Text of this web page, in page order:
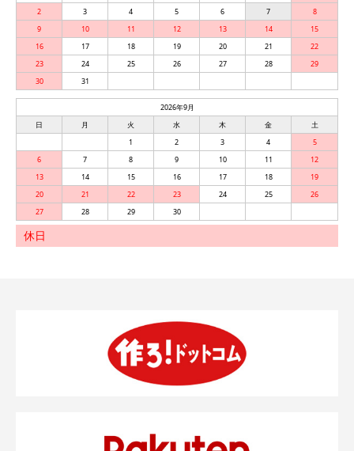
2
3 4 5 6 7
8
9
10 11 12 13 14
15
16
17 18 19 20 21
22
23
24 25 26 27 28
29
30
31
2026年9月
日
月 火 水 木 金
土
1
2 3 4
5
6
7 8 9 10 11
12
13
14 15 16 17 18
19
20
21 22 23 24 25
26
27
28 29 30
休日